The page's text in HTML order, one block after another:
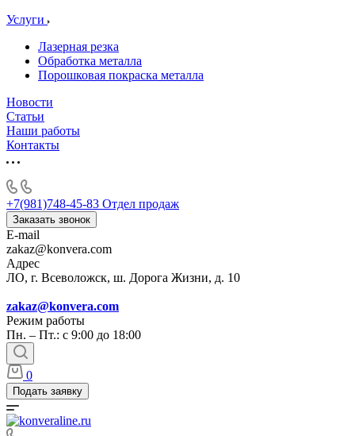
Услуги
Лазерная резка
Обработка металла
Порошковая покраска металла
Новости
Статьи
Наши работы
Контакты
+7(981)748-45-83 Отдел продаж
Заказать звонок
E-mail
zakaz@konvera.com
Адрес
ЛО, г. Всеволожск, ш. Дорога Жизни, д. 10
zakaz@konvera.com
Режим работы
Пн. – Пт.: с 9:00 до 18:00
0
Подать заявку